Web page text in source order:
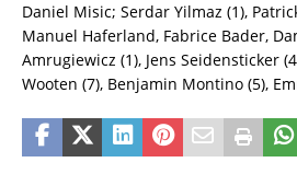
Daniel Misic; Serdar Yilmaz (1),
Manuel Haferland, Fabrice Bader,
Amrugiewicz (1), Jens Seidensticker
Wooten (7), Benjamin Montino (5),